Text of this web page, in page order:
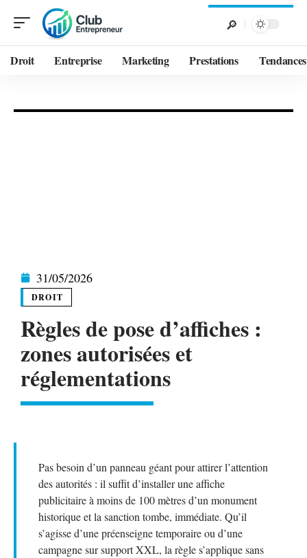
Droit Entreprise Marketing Prestations Tendances
31/05/2026
DROIT
Règles de pose d’affiches :
zones autorisées et
réglementations
Pas besoin d’un panneau géant pour attirer l’attention
des autorités : il suffit d’installer une affiche
publicitaire à moins de 100 mètres d’un monument
historique et la sanction tombe, immédiate. Qu’il
s’agisse d’une préenseigne temporaire ou d’une
campagne sur support XXL, la règle s’applique sans